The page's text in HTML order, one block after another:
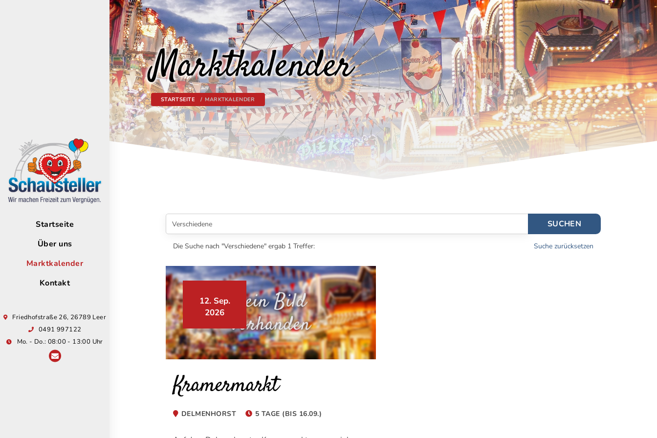
Startseite
Über uns
Marktkalender
Kontakt
Friedhofstraße 26, 26789 Leer
0491 997122
Mo. - Do.: 08:00 - 13:00 Uhr
Marktkalender
STARTSEITE MARKTKALENDER
SUCHEN
Die Suche nach "Verschiedene" ergab 1 Treffer: Suche zurücksetzen
12. Sep.
2026
Kramermarkt
DELMENHORST 5 TAGE (BIS 16.09.)